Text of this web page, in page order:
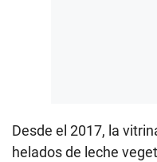
Desde el 2017, la
helados de leche